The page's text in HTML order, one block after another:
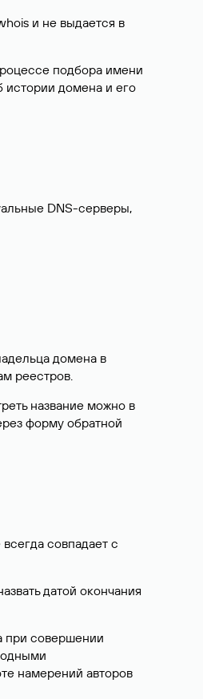
и не выдается в
подбора имени
истории домена и его
DNS-серверы,
домена в
реестров.
название можно в
форму обратной
совпадает с
датой окончания
при совершении
намерений авторов